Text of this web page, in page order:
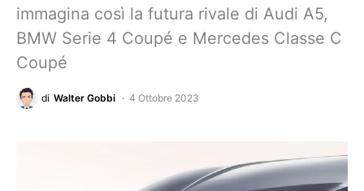
immagina così la futura rivale di Audi A5,
BMW Serie 4 Coupé e Mercedes Classe C
Coupé
di Walter Gobbi 4 Ottobre 2023